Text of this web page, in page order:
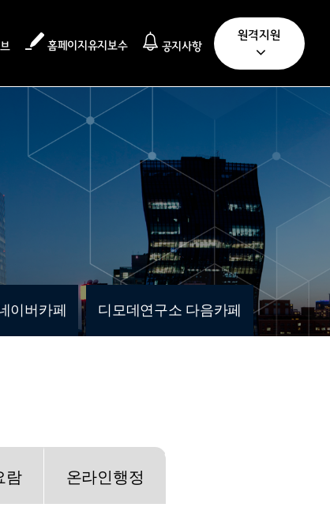
홈페이지유지보수 공지사항
원격지원
이버카페 디모데연구소 다음카페
람 온라인행정